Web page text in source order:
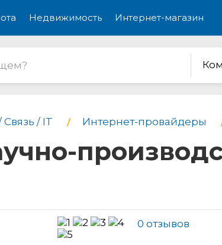
Недвижимость Интернет-магазин
/ IT Интернет-провайдеры
0 отзывов